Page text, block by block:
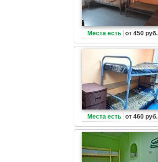
Места есть от 450 руб.
Места есть от 460 руб.